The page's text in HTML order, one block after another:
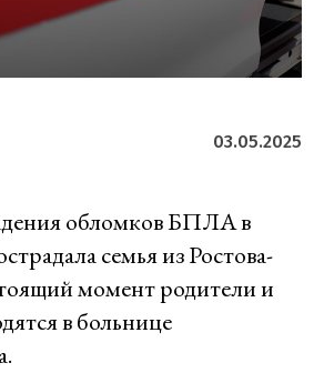
03.05.2025
обломков БПЛА в
семья из Ростова-
момент родители и
в больнице